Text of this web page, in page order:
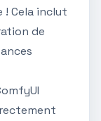
Cela inclut
de